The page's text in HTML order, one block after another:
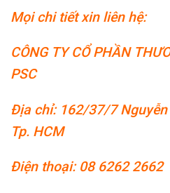
Mọi chi tiết xin liên hệ:
CÔNG TY CỔ PHẦN
PSC
Địa chỉ: 162/37/7 Nguyễn
Tp. HCM
Điện thoại: 08 6262